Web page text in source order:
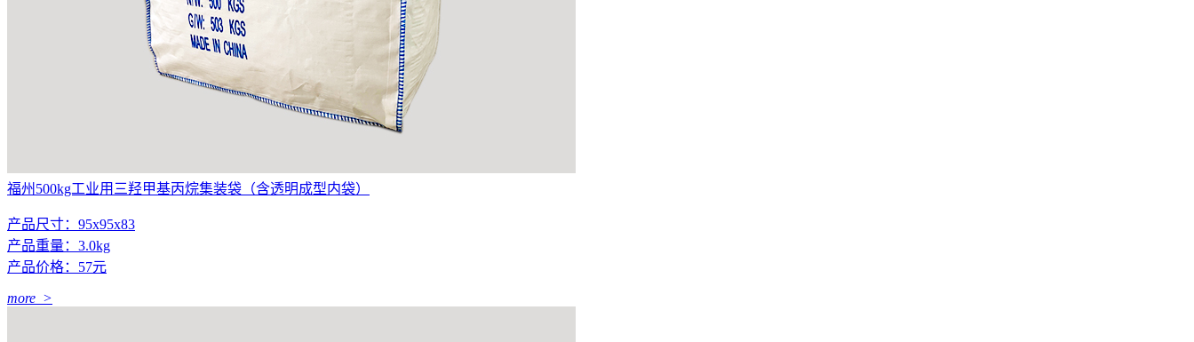
福州500kg工业用三羟甲基丙烷集装袋（含透明成型内袋）
产品尺寸：95x95x83
产品重量：3.0kg
产品价格：57元
more >